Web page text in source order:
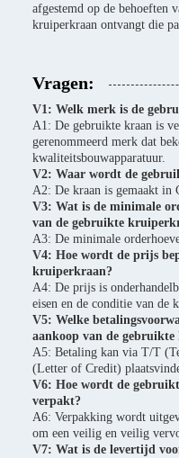
afgestemd op de behoeften
kruiperkraan ontvangt die
Vragen:
V1: Welk merk is de
A1: De gebruikte kraan is
gerenommeerd merk dat
kwaliteitsbouwapparatuur.
V2: Waar wordt de
A2: De kraan is gemaakt in
V3: Wat is de minimale
van de gebruikte
A3: De minimale
V4: Hoe wordt de prijs
kruiperkraan?
A4: De prijs is
eisen en de conditie van de
V5: Welke
aankoop van de
A5: Betaling kan via T/T
(Letter of Credit)
V6: Hoe wordt de
verpakt?
A6: Verpakking wordt
om een veilig en veilig
V7: Wat is de levertijd